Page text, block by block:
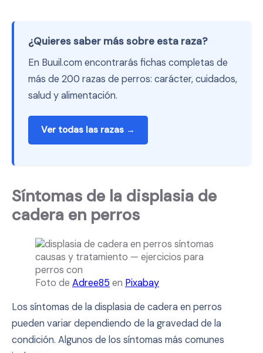
¿Quieres saber más sobre esta raza?
En Buuil.com encontrarás fichas completas de
más de 200 razas de perros: carácter, cuidados,
salud y alimentación.
Ver todas las razas →
Síntomas de la displasia de
cadera en perros
Foto de Adree85 en Pixabay
Los síntomas de la displasia de cadera en perros
pueden variar dependiendo de la gravedad de la
condición. Algunos de los síntomas más comunes